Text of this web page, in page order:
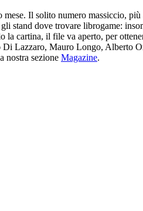
Il solito numero massiccio,
stand dove trovare librogame:
la cartina, il file va aperto, per
Lazzaro, Mauro Longo, Alberto
nostra sezione Magazine.